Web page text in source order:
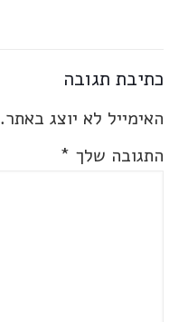
כתיבת תגובה
האימייל לא יוצג באתר.
התגובה שלך *